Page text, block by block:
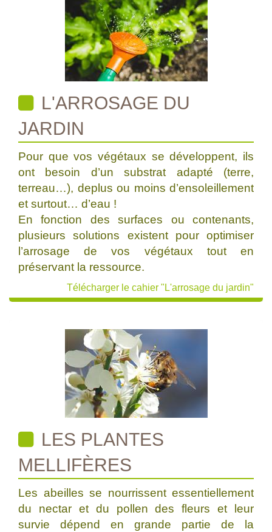
L'ARROSAGE DU
JARDIN
Pour que vos végétaux se développent, ils
ont besoin d’un substrat adapté (terre,
terreau…), deplus ou moins d’ensoleillement
et surtout… d’eau !
En fonction des surfaces ou contenants,
plusieurs solutions existent pour optimiser
l’arrosage de vos végétaux tout en
préservant la ressource.
Télécharger le cahier "L'arrosage du jardin"
LES PLANTES
MELLIFÈRES
Les abeilles se nourrissent essentiellement
du nectar et du pollen des fleurs et leur
survie dépend en grande partie de la